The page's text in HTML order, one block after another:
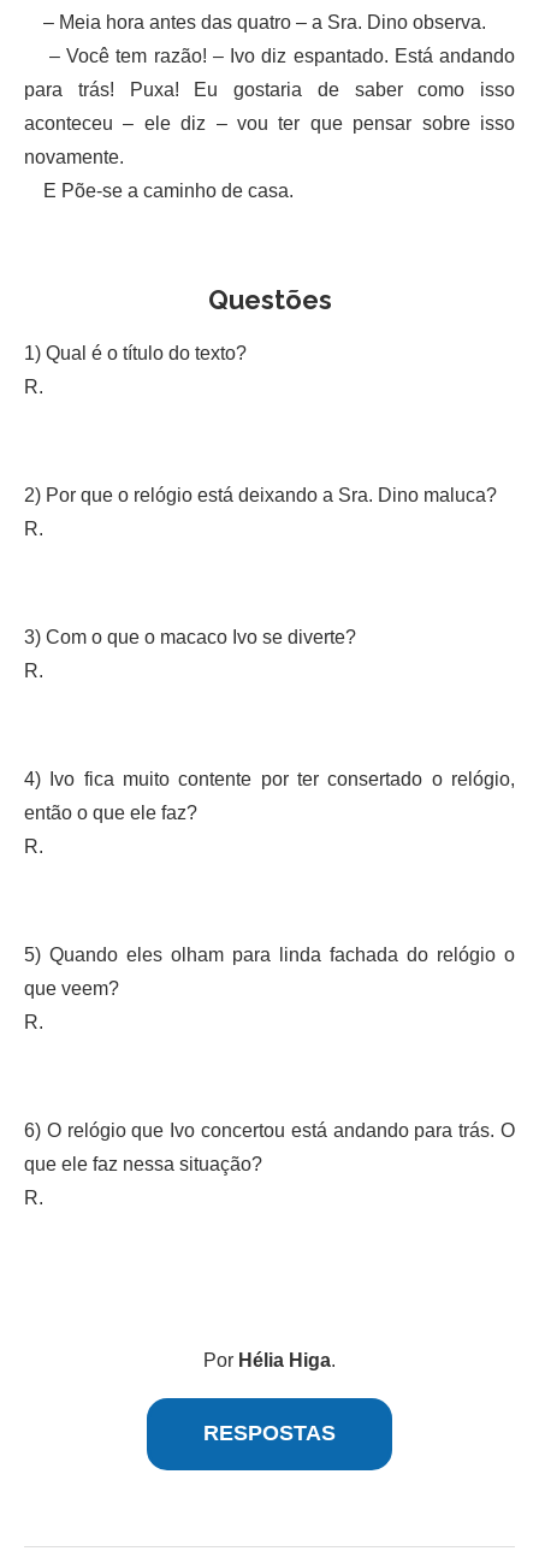
– Meia hora antes das quatro – a Sra. Dino observa.
– Você tem razão! – Ivo diz espantado. Está andando
para trás! Puxa! Eu gostaria de saber como isso
aconteceu – ele diz – vou ter que pensar sobre isso
novamente.
E Põe-se a caminho de casa.
Questões
1) Qual é o título do texto?
R.
2) Por que o relógio está deixando a Sra. Dino maluca?
R.
3) Com o que o macaco Ivo se diverte?
R.
4) Ivo fica muito contente por ter consertado o relógio,
então o que ele faz?
R.
5) Quando eles olham para linda fachada do relógio o
que veem?
R.
6) O relógio que Ivo concertou está andando para trás. O
que ele faz nessa situação?
R.
Por Hélia Higa.
RESPOSTAS